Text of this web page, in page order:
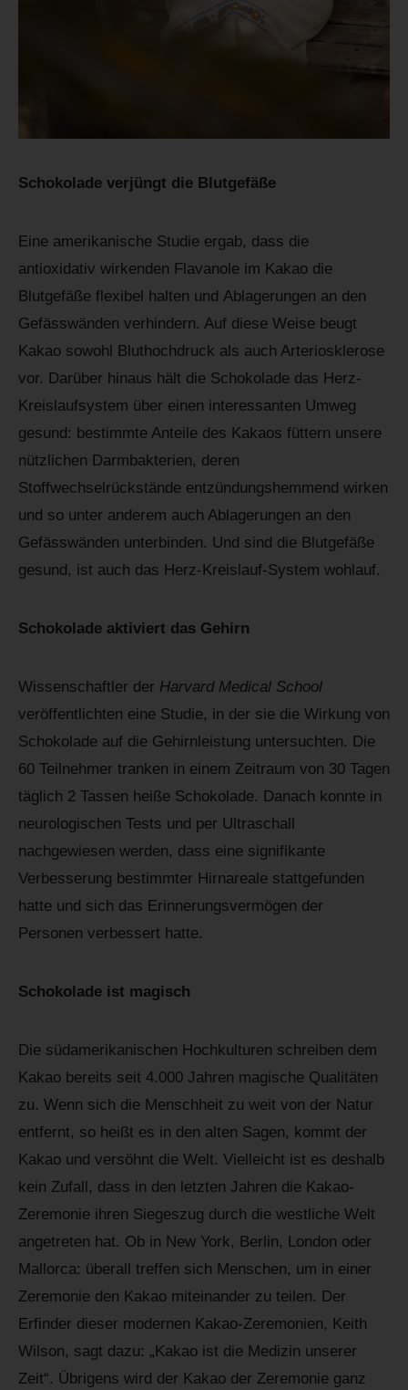
Schokolade verjüngt die Blutgefäße
Eine amerikanische Studie ergab, dass die
antioxidativ wirkenden Flavanole im Kakao die
Blutgefäße flexibel halten und Ablagerungen an den
Gefässwänden verhindern. Auf diese Weise beugt
Kakao sowohl Bluthochdruck als auch Arteriosklerose
vor. Darüber hinaus hält die Schokolade das Herz-
Kreislaufsystem über einen interessanten Umweg
gesund: bestimmte Anteile des Kakaos füttern unsere
nützlichen Darmbakterien, deren
Stoffwechselrückstände entzündungshemmend wirken
und so unter anderem auch Ablagerungen an den
Gefässwänden unterbinden. Und sind die Blutgefäße
gesund, ist auch das Herz-Kreislauf-System wohlauf.
Schokolade aktiviert das Gehirn
Wissenschaftler der Harvard Medical School
veröffentlichten eine Studie, in der sie die Wirkung von
Schokolade auf die Gehirnleistung untersuchten. Die
60 Teilnehmer tranken in einem Zeitraum von 30 Tagen
täglich 2 Tassen heiße Schokolade. Danach konnte in
neurologischen Tests und per Ultraschall
nachgewiesen werden, dass eine signifikante
Verbesserung bestimmter Hirnareale stattgefunden
hatte und sich das Erinnerungsvermögen der
Personen verbessert hatte.
Schokolade ist magisch
Die südamerikanischen Hochkulturen schreiben dem
Kakao bereits seit 4.000 Jahren magische Qualitäten
zu. Wenn sich die Menschheit zu weit von der Natur
entfernt, so heißt es in den alten Sagen, kommt der
Kakao und versöhnt die Welt. Vielleicht ist es deshalb
kein Zufall, dass in den letzten Jahren die Kakao-
Zeremonie ihren Siegeszug durch die westliche Welt
angetreten hat. Ob in New York, Berlin, London oder
Mallorca: überall treffen sich Menschen, um in einer
Zeremonie den Kakao miteinander zu teilen. Der
Erfinder dieser modernen Kakao-Zeremonien, Keith
Wilson, sagt dazu: „Kakao ist die Medizin unserer
Zeit“. Übrigens wird der Kakao der Zeremonie ganz